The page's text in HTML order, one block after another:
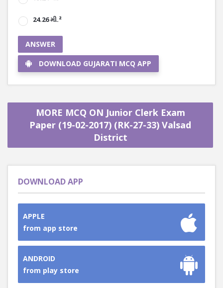
24.26 મી.²
ANSWER
DOWNLOAD GUJARATI MCQ APP
MORE MCQ ON Junior Clerk Exam
Paper (19-02-2017) (RK-27-33) Valsad
District
DOWNLOAD APP
APPLE
from app store
ANDROID
from play store